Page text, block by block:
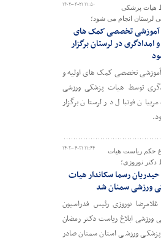
۱۴۰۲-۰۴-۲۱ ۱۱:۵۰
هیات پزشکی
لرستان انجام می شود؛
آموزشی تخصصی کمک های
و امدادگری در لرستان برگزار
تخصصی کمک های اولیه و
توسط هیات پزشکی ورزشی
فوتبال در لرستان برگزار
۱۴۰۲-۰۴-۲۱ ۱۱:۴۴
حکم ریاست هیات
نوروزی؛
رسما سکاندار هیات
ورزشی سمنان شد
نوروزی رئیس فدراسیون
ورزشی ابلاغ ریاست دکتر رمضان
ورزشی استان سمنان صادر